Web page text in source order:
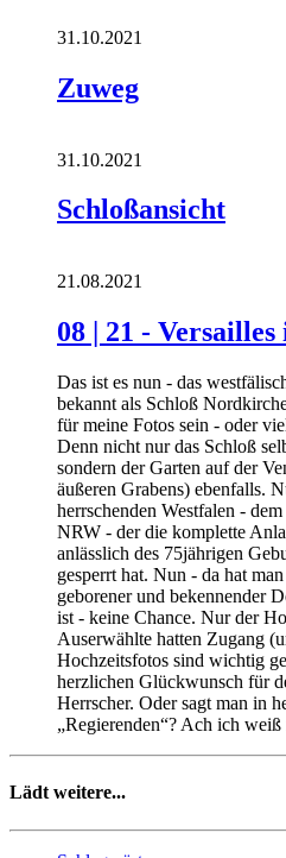
31.10.2021
Zuweg
31.10.2021
Schloßansicht
21.08.2021
08 | 21 -
Das ist es nun - das
bekannt als Schloß
für meine Fotos sein - oder
Denn nicht nur das Schloß
sondern der Garten auf der
äußeren Grabens) ebenfalls.
herrschenden Westfalen -
NRW - der die komplette
anlässlich des 75jährigen
gesperrt hat. Nun - da hat
geborener und bekennender
ist - keine Chance. Nur der
Auserwählte hatten Zugang
Hochzeitsfotos sind wichtig
herzlichen Glückwunsch für
Herrscher. Oder sagt man in
„Regierenden“? Ach ich
Lädt weitere...